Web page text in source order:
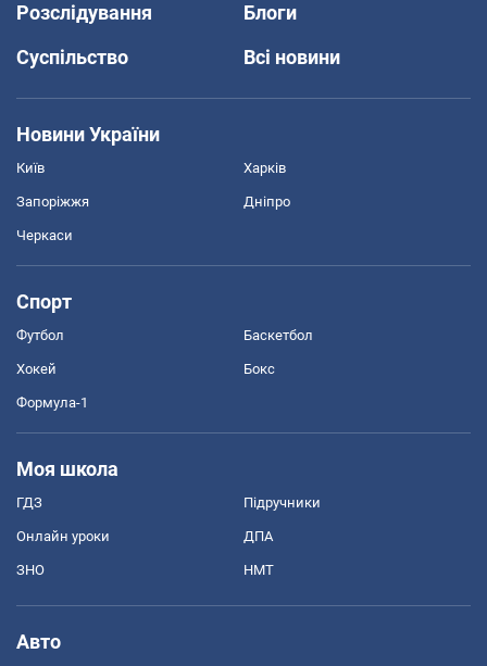
Розслідування
Блоги
Суспільство
Всі новини
Новини України
Київ Харків
Запоріжжя Дніпро
Черкаси
Спорт
Футбол Баскетбол
Хокей Бокс
Формула-1
Моя школа
ГДЗ Підручники
Онлайн уроки ДПА
ЗНО НМТ
Авто